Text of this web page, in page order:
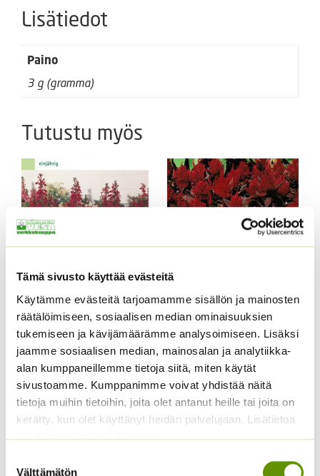
Tämä sivusto käyttää evästeitä
Käytämme evästeitä tarjoamamme sisällön ja mainosten
räätälöimiseen, sosiaalisen median ominaisuuksien
tukemiseen ja kävijämäärämme analysoimiseen. Lisäksi
jaamme sosiaalisen median, mainosalan ja analytiikka-
alan kumppaneillemme tietoja siitä, miten käytät
sivustoamme. Kumppanimme voivat yhdistää näitä
tietoja muihin tietoihin, joita olet antanut heille tai joita on
kerätty, kun olet käyttänyt heidän palvelujaan. Lisätietoa
käyttämistämme evästeistä
Välttämätön
Lisätiedot
Paino
3 g (gramma)
Tutustu myös
Kääpiöauringonkukka
Pacino Gold
Kukontöyhtö New Look
40 s.
3,60€ Sisältää arvonlisäveron